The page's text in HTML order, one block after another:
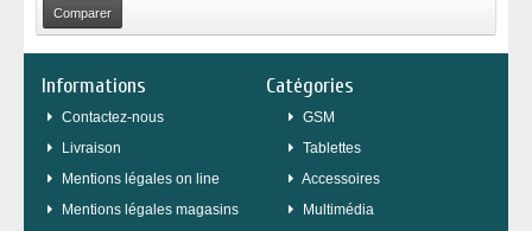
Informations
Contactez-nous
Livraison
Mentions légales on line
Mentions légales magasins
Catégories
GSM
Tablettes
Accessoires
Multimédia